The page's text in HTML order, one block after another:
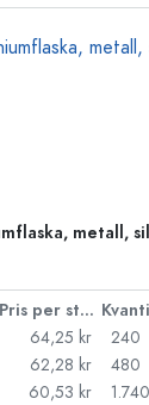
metall,
Pris per styck
64,25 kr
62,28 kr
60,53 kr
240
480
1.740